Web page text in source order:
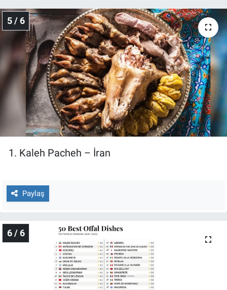
5 / 6
1. Kaleh Pacheh – İran
Paylaş
6 / 6